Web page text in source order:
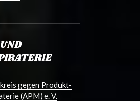
gegen Produkt-
(APM) e. V.